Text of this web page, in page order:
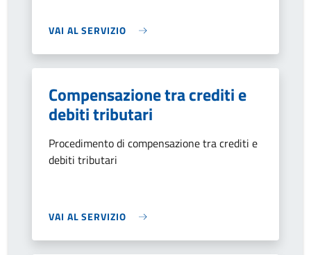
VAI AL SERVIZIO
Compensazione tra crediti e
debiti tributari
Procedimento di compensazione tra crediti e
debiti tributari
VAI AL SERVIZIO